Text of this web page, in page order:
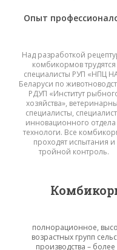
Опыт
Над разработкой
комбикормов трудятся
специалисты РУП «НПЦ
Беларуси по
РДУП «Институт
хозяйства»,
специалисты,
инновационного отдела
технологи. Все
проходят испытания и
тройной контроль.
полнорационное,
возрастных групп
производства –